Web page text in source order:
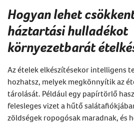
Hogyan lehet
háztartási hulladékot
környezetbarát
Az ételek elkészítésekor intelligens
hozhatsz, melyek megkönnyítik az
tárolását. Például egy papírtörlő
felesleges vizet a hűtő
zöldségek ropogósak maradnak, és